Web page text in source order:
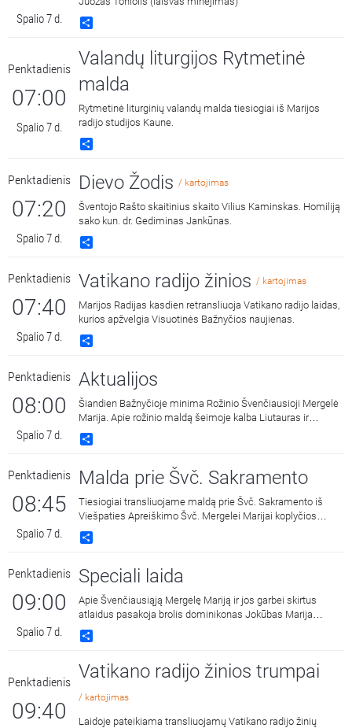
Spalio 7 d.
Penktadienis
07:00
Spalio 7 d.
Valandų liturgijos Rytmetinė
malda
Rytmetinė liturginių valandų malda tiesiogiai iš Marijos
radijo studijos Kaune.
Penktadienis
07:20
Spalio 7 d.
Dievo Žodis / kartojimas
Šventojo Rašto skaitinius skaito Vilius Kaminskas. Homiliją
sako kun. dr. Gediminas Jankūnas.
Penktadienis
07:40
Spalio 7 d.
Vatikano radijo žinios / kartojimas
Marijos Radijas kasdien retransliuoja Vatikano radijo laidas,
kurios apžvelgia Visuotinės Bažnyčios naujienas.
Penktadienis
08:00
Spalio 7 d.
Aktualijos
Šiandien Bažnyčioje minima Rožinio Švenčiausioji Mergelė
Marija. Apie rožinio maldą šeimoje kalba Liutauras ir
Miglė Lipavičiai. Pašnekovus kalbina kunigas Saulius
Bužauskas.
Penktadienis
08:45
Spalio 7 d.
Malda prie Švč. Sakramento
Tiesiogiai transliuojame maldą prie Švč. Sakramento iš
Viešpaties Apreiškimo Švč. Mergelei Marijai koplyčios
Marijos radijuje Kaune.
Penktadienis
09:00
Spalio 7 d.
Speciali laida
Apie Švenčiausiąją Mergelę Mariją ir jos garbei skirtus
atlaidus pasakoja brolis dominikonas Jokūbas Marija
Goštautas. Laidą veda Liutauras Serapinas.
Penktadienis
09:40
Vatikano radijo žinios trumpai
/ kartojimas
Laidoje pateikiama transliuojamų Vatikano radijo žinių